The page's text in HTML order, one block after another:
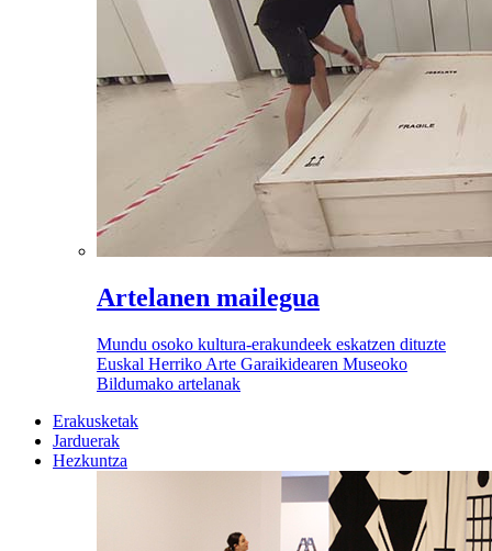
Artelanen mailegua
Mundu osoko kultura-erakundeek eskatzen dituzte
Euskal Herriko Arte Garaikidearen Museoko
Bildumako artelanak
Erakusketak
Jarduerak
Hezkuntza